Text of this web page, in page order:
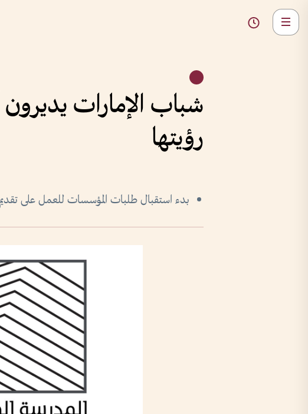
شباب الإمارات
رؤيتها
بدء استقبال طلبات المؤسسات للعمل على تقديم